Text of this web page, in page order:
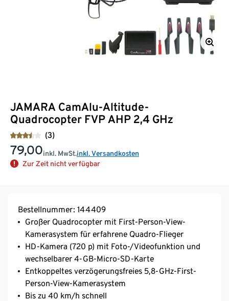
JAMARA CamAlu-Altitude-
Quadrocopter FVP AHP 2,4 GHz
(3)
79,00inkl. MwSt.inkl. Versandkosten
Zur Zeit nicht verfügbar
Bestellnummer: 144409
Großer Quadrocopter mit First-Person-View-
Kamerasystem für erfahrene Quadro-Flieger
HD-Kamera (720 p) mit Foto-/Videofunktion und
wechselbarer 4-GB-Micro-SD-Karte
Entkoppeltes verzögerungsfreies 5,8-GHz-First-
Person-View-Kamerasystem
Bis zu 40 km/h schnell